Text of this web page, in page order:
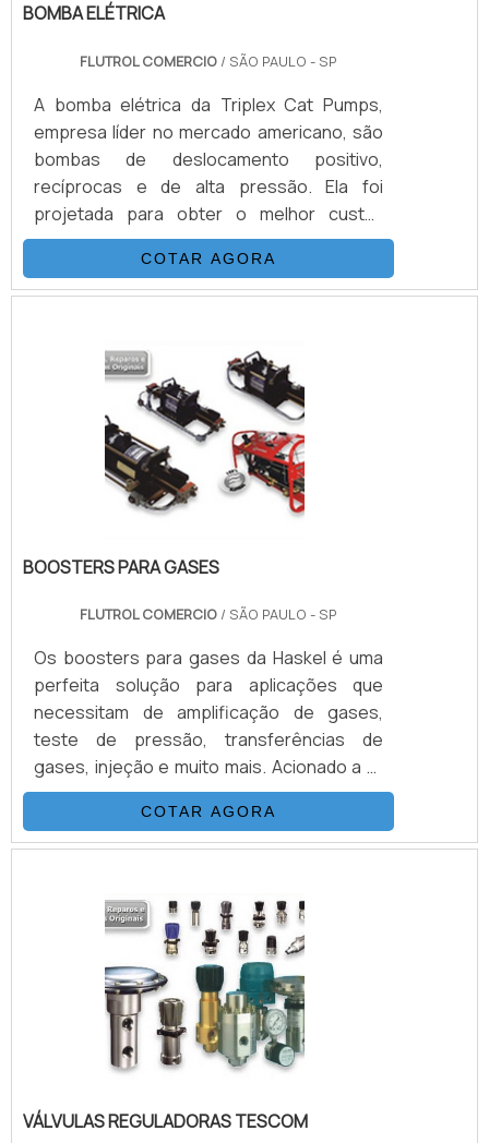
BOMBA ELÉTRICA
FLUTROL COMERCIO / SÃO PAULO - SP
A bomba elétrica da Triplex Cat Pumps,
empresa líder no mercado americano, são
bombas de deslocamento positivo,
recíprocas e de alta pressão. Ela foi
projetada para obter o melhor custo-
benefício em alta vazão e baixa pulsação, a
bomba foi construída com matérias de
qualidade e produzida sob baixa tolerância.
triplex é acionado por motor elétrico, tendo
como principal característica altas vazões
de até 54L/min e pressões de até 7.000
psi.INFORMAÇÕES ADIC.
COTAR AGORA
BOOSTERS PARA GASES
FLUTROL COMERCIO / SÃO PAULO - SP
Os boosters para gases da Haskel é uma
perfeita solução para aplicações que
necessitam de amplificação de gases,
teste de pressão, transferências de
gases, injeção e muito mais. Acionado a ar
comprimido, tem o mesmo princípio de
funcionamento que as bombas
hidropneumáticas, relação de área de
suprimento. O Booster para Gases da
Haskel tem duas entradas de gás, uma para
o ar motor e outra para o gás a ser
multiplicado.VANTAGENS QUE PRECISAM
SER DESTACADAS.
COTAR AGORA
VÁLVULAS REGULADORAS TESCOM